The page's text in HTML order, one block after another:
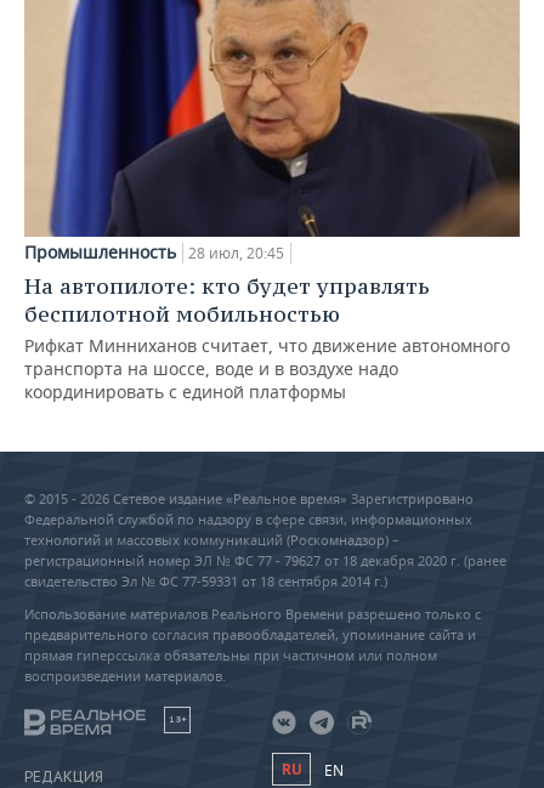
Промышленность 28 июл, 20:45
На автопилоте: кто будет управлять
беспилотной мобильностью
Рифкат Минниханов считает, что движение автономного
транспорта на шоссе, воде и в воздухе надо
координировать с единой платформы
© 2015 - 2026 Сетевое издание «Реальное время» Зарегистрировано
Федеральной службой по надзору в сфере связи, информационных
технологий и массовых коммуникаций (Роскомнадзор) –
регистрационный номер ЭЛ № ФС 77 - 79627 от 18 декабря 2020 г. (ранее
свидетельство Эл № ФС 77-59331 от 18 сентября 2014 г.)
Использование материалов Реального Времени разрешено только с
предварительного согласия правообладателей, упоминание сайта и
прямая гиперссылка обязательны при частичном или полном
воспроизведении материалов.
18+
РЕДАКЦИЯ RU EN